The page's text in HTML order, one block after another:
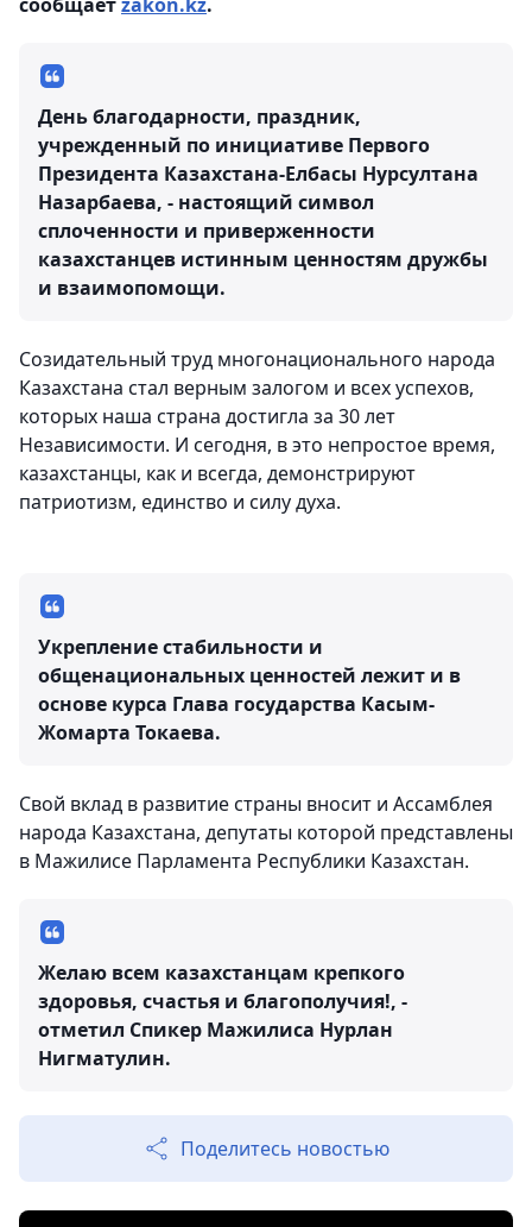
День благодарности, праздник,
учрежденный по инициативе Первого
Президента Казахстана-Елбасы Нурсултана
Назарбаева, - настоящий символ
сплоченности и приверженности
казахстанцев истинным ценностям дружбы
и взаимопомощи.
Созидательный труд многонационального народа
Казахстана стал верным залогом и всех успехов,
которых наша страна достигла за 30 лет
Независимости. И сегодня, в это непростое время,
казахстанцы, как и всегда, демонстрируют
патриотизм, единство и силу духа.
Укрепление стабильности и
общенациональных ценностей лежит и в
основе курса Глава государства Касым-
Жомарта Токаева.
Свой вклад в развитие страны вносит и Ассамблея
народа Казахстана, депутаты которой представлены
в Мажилисе Парламента Республики Казахстан.
Желаю всем казахстанцам крепкого
здоровья, счастья и благополучия!, -
отметил Спикер Мажилиса Нурлан
Нигматулин.
Поделитесь новостью